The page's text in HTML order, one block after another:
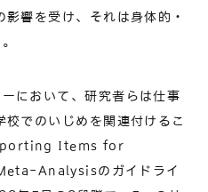
響を受け、それは身体的・
において、研究者らは仕事
でのいじめを関連付けるこ
Items for
Analysisのガイドライ